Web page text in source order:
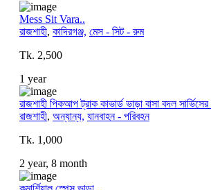
Mess Sit Vara..
রাজশাহী, কাদিরগঞ্জ, মেস - সিট - রুম
Tk. 2,500
1 year
রাজশাহী পিকআপ ট্রাক কাভার্ড ভাড়া বাসা বদল
রাজশাহী, অন্যান্য, যানবাহন - পরিবহন
Tk. 1,000
2 year, 8 month